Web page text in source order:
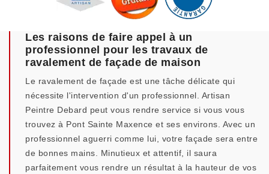
Les raisons de faire appel à un
professionnel pour les travaux de
ravalement de façade de maison
Le ravalement de façade est une tâche délicate qui
nécessite l'intervention d'un professionnel. Artisan
Peintre Debard peut vous rendre service si vous vous
trouvez à Pont Sainte Maxence et ses environs. Avec un
professionnel aguerri comme lui, votre façade sera entre
de bonnes mains. Minutieux et attentif, il saura
parfaitement vous rendre un résultat à la hauteur de vos